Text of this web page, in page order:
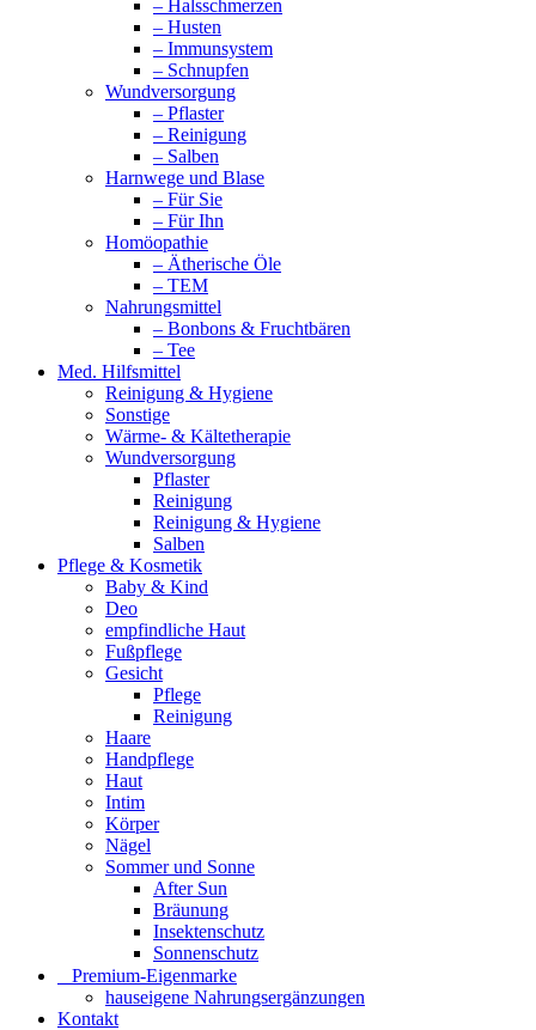
– Halsschmerzen
– Husten
– Immunsystem
– Schnupfen
Wundversorgung
– Pflaster
– Reinigung
– Salben
Harnwege und Blase
– Für Sie
– Für Ihn
Homöopathie
– Ätherische Öle
– TEM
Nahrungsmittel
– Bonbons & Fruchtbären
– Tee
Med. Hilfsmittel
Reinigung & Hygiene
Sonstige
Wärme- & Kältetherapie
Wundversorgung
Pflaster
Reinigung
Reinigung & Hygiene
Salben
Pflege & Kosmetik
Baby & Kind
Deo
empfindliche Haut
Fußpflege
Gesicht
Pflege
Reinigung
Haare
Handpflege
Haut
Intim
Körper
Nägel
Sommer und Sonne
After Sun
Bräunung
Insektenschutz
Sonnenschutz
⠀​Premium-Eigenmarke
hauseigene Nahrungsergänzungen
Kontakt